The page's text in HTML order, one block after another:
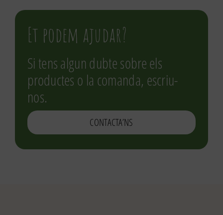
Et podem ajudar?
Si tens algun dubte sobre els
productes o la comanda, escriu-
nos.
CONTACTA’NS